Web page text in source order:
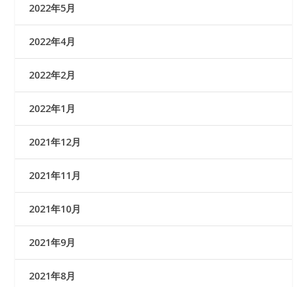
2022年5月
2022年4月
2022年2月
2022年1月
2021年12月
2021年11月
2021年10月
2021年9月
2021年8月